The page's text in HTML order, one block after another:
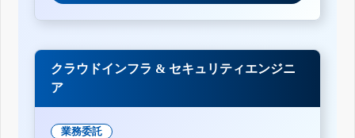
クラウドインフラ & セキュリティエンジニ
ア
業務委託